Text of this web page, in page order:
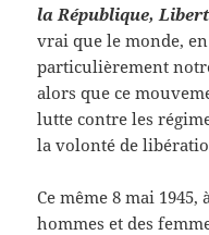
la République,
vrai que le monde,
particulièrement
alors que ce
lutte contre les
la volonté de
Ce même 8 mai 1945,
hommes et des